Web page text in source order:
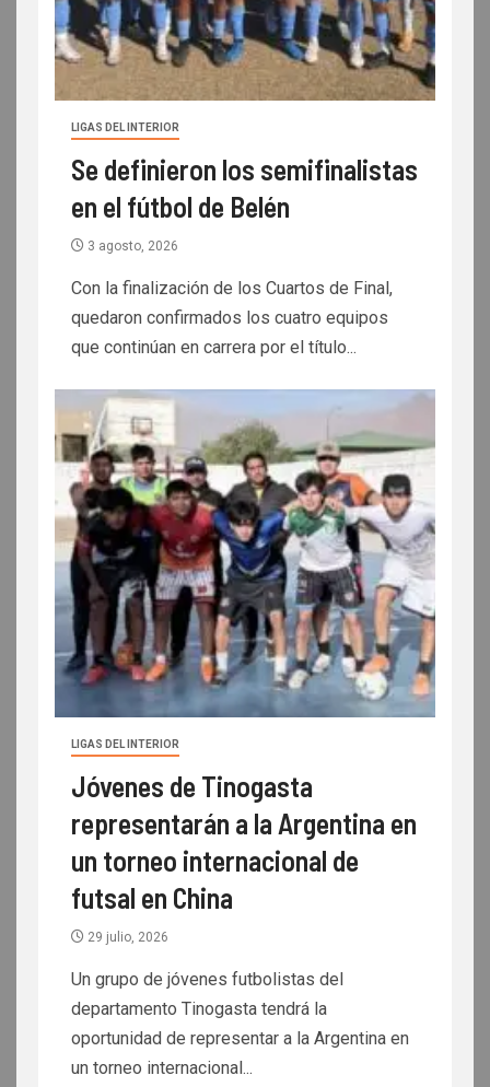
LIGAS DEL INTERIOR
Se definieron los semifinalistas
en el fútbol de Belén
3 agosto, 2026
Con la finalización de los Cuartos de Final,
quedaron confirmados los cuatro equipos
que continúan en carrera por el título...
LIGAS DEL INTERIOR
Jóvenes de Tinogasta
representarán a la Argentina en
un torneo internacional de
futsal en China
29 julio, 2026
Un grupo de jóvenes futbolistas del
departamento Tinogasta tendrá la
oportunidad de representar a la Argentina en
un torneo internacional...